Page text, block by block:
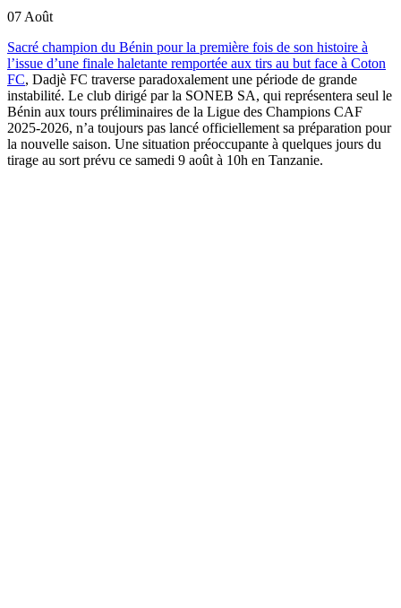
07 Août
Sacré champion du Bénin pour la première fois de son histoire à
l’issue d’une finale haletante remportée aux tirs au but face à Coton
FC, Dadjè FC traverse paradoxalement une période de grande
instabilité. Le club dirigé par la SONEB SA, qui représentera seul le
Bénin aux tours préliminaires de la Ligue des Champions CAF
2025-2026, n’a toujours pas lancé officiellement sa préparation pour
la nouvelle saison. Une situation préoccupante à quelques jours du
tirage au sort prévu ce samedi 9 août à 10h en Tanzanie.